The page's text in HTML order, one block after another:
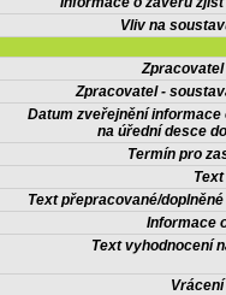
Vliv na
Zpracovatel -
Datum zveřejnění informace
na úřední desce
Termín pro
Text přepracované/
Informace
Text vyhodnocení